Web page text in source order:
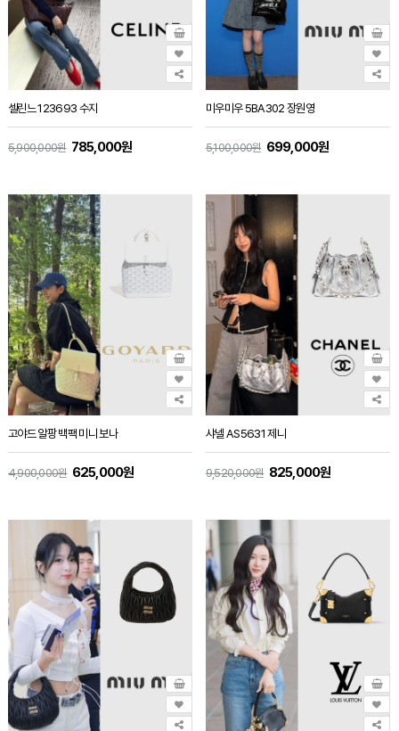
셀린느 123693 수지
5,900,000원 785,000원
미우미우 5BA302 장원영
5,100,000원 699,000원
고야드 알팡 백팩 미니 보나
4,900,000원 625,000원
샤넬 AS5631 제니
9,520,000원 825,000원